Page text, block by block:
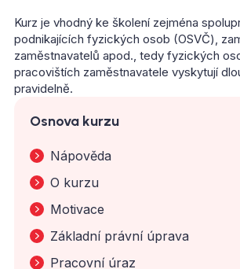
Kurz je vhodný ke školení zejména
podnikajících fyzických osob (OSVČ),
zaměstnavatelů apod., tedy fyzických
pracovištích zaměstnavatele vyskytují
pravidelně.
Osnova kurzu
Nápověda
O kurzu
Motivace
Základní právní úprava
Pracovní úraz